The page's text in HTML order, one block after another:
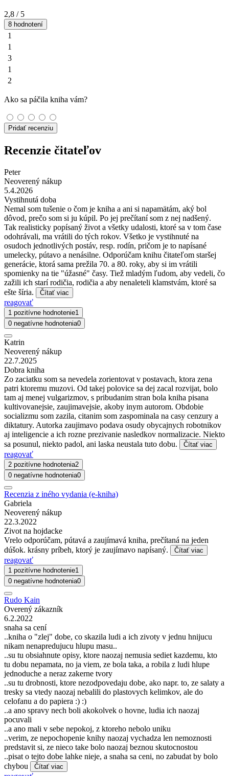
2,8 / 5
8 hodnotení
1
1
3
1
2
Ako sa páčila kniha vám?
Pridať recenziu
Recenzie čitateľov
Peter
Neoverený nákup
5.4.2026
Vystihnutá doba
Nemal som tušenie o čom je kniha a ani si napamätám, aký bol
dôvod, prečo som si ju kúpil. Po jej prečítaní som z nej nadšený.
Tak realisticky popísaný život a všetky udalosti, ktoré sa v tom čase
odohrávali, ma vrátili do tých rokov. Všetko je vystihnuté na
osudoch jednotlivých postáv, resp. rodín, pričom je to napísané
umelecky, pútavo a nenásilne. Odporúčam knihu čitateľom staršej
generácie, ktorá sama prežila 70. a 80. roky, aby si im vrátili
spomienky na tie "úžasné" časy. Tiež mladým ľudom, aby vedeli, čo
zažili ich starí rodičia, rodičia a aby nenaleteli klamstvám, ktoré sa
ešte šíria.
Čítať viac
reagovať
1 pozitívne hodnotenie1
0 negatívne hodnotenia0
Katrin
Neoverený nákup
22.7.2025
Dobra kniha
Zo zaciatku som sa nevedela zorientovat v postavach, ktora zena
patri ktoremu muzovi. Od takej polovice sa dej zacal rozvijat, bolo
tam aj menej vulgarizmov, s pribudanim stran bola kniha pisana
kultivovanejsie, zaujimavejsie, akoby inym autorom. Obdobie
socializmu som zazila, citanim som zaspominala na casy cenzury a
diktatury. Autorka zaujimavo podava osudy obycajnych robotnikov
aj inteligencie a ich rozne prezivanie nasledkov normalizacie. Niekto
sa posunul, niekto padol, ani laska neustala tuto dobu.
Čítať viac
reagovať
2 pozitívne hodnotenia2
0 negatívne hodnotenia0
Recenzia z iného vydania (e-kniha)
Gabriela
Neoverený nákup
22.3.2022
Zivot na hojdacke
Vrelo odporúčam, pútavá a zaujímavá kniha, prečítaná na jeden
dúšok. krásny príbeh, ktorý je zaujímavo napísaný.
Čítať viac
reagovať
1 pozitívne hodnotenie1
0 negatívne hodnotenia0
Rudo Kain
Overený zákazník
6.2.2022
snaha sa cení
..kniha o "zlej" dobe, co skazila ludi a ich zivoty v jednu hnijucu
nikam nenapredujucu hlupu masu..
..su tu obsiahnute opisy, ktore naozaj nemusia sediet kazdemu, kto
tu dobu nepamata, no ja viem, ze bola taka, a robila z ludi hlupe
jednoduche a neraz zakerne tvory
..su tu drobnosti, ktore nezodpovedaju dobe, ako napr. to, ze salaty a
tresky sa vtedy naozaj nebalili do plastovych kelimkov, ale do
celofanu a do papiera :) :)
..a ano spravy nech boli akokolvek o hovne, ludia ich naozaj
pocuvali
..a ano mali v sebe nepokoj, z ktoreho nebolo uniku
..verim, ze nepochopenie knihy naozaj vychadza len nemoznosti
predstavit si, ze nieco take bolo naozaj beznou skutocnostou
..pisat o tejto dobe lahke nieje, a snaha sa ceni, no zabudat by bolo
chybou
Čítať viac